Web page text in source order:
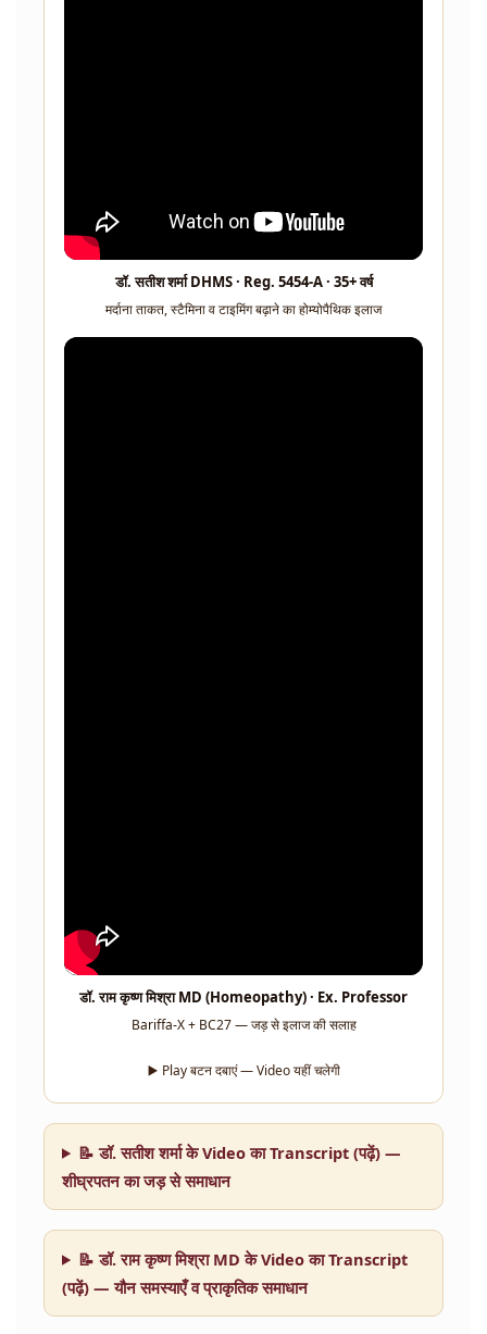
डॉ. सतीश शर्मा DHMS · Reg. 5454-A · 35+ वर्ष
मर्दाना ताकत, स्टैमिना व टाइमिंग बढ़ाने का होम्योपैथिक इलाज
डॉ. राम कृष्ण मिश्रा MD (Homeopathy) · Ex. Professor
Bariffa-X + BC27 — जड़ से इलाज की सलाह
▶️ Play बटन दबाएं — Video यहीं चलेगी
📝 डॉ. सतीश शर्मा के Video का Transcript (पढ़ें) —
शीघ्रपतन का जड़ से समाधान
📝 डॉ. राम कृष्ण मिश्रा MD के Video का Transcript
(पढ़ें) — यौन समस्याएँ व प्राकृतिक समाधान